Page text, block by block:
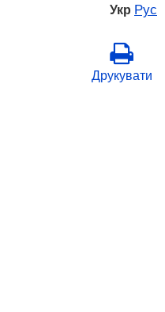
Укр Рус
Друкувати